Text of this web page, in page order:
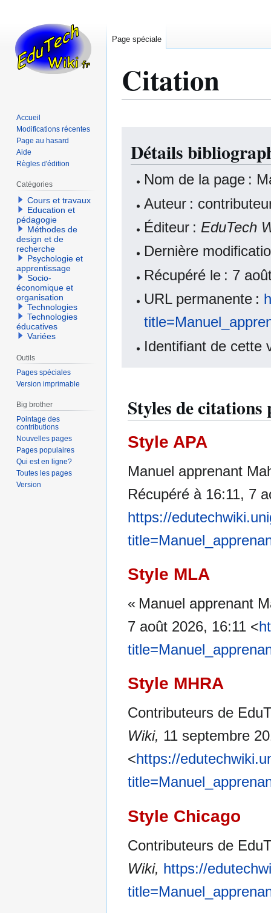
Citation
navigation
recherche
Détails
Nom de la page :
Auteur :
Éditeur : EduTech
Dernière
Récupéré le : 7
URL permanente :
Identifiant de cette
Styles de
Style APA
Manuel apprenant
Récupéré à 16:11, 7
https://
Style MLA
« Manuel apprenant
7 août 2026, 16:11 <
Style MHRA
Contributeurs de
Wiki, 11 septembre
<https://
Style Chicago
Contributeurs de
Wiki, https://
Page spéciale
Accueil
Modifications récentes
Page au hasard
Aide
Règles d'édition
Catégories
Cours et travaux
Education et
pédagogie
Méthodes de
design et de
recherche
Psychologie et
apprentissage
Socio-
économique et
organisation
Technologies
Technologies
éducatives
Variées
Outils
Pages spéciales
Version imprimable
Big brother
Pointage des
contributions
Nouvelles pages
Pages populaires
Qui est en ligne?
Toutes les pages
Version